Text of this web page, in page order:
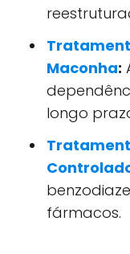
Maconha:
longo
fármacos.